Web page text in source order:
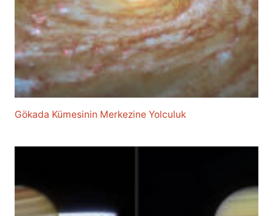
Gökada Kümesinin Merkezine Yolculuk